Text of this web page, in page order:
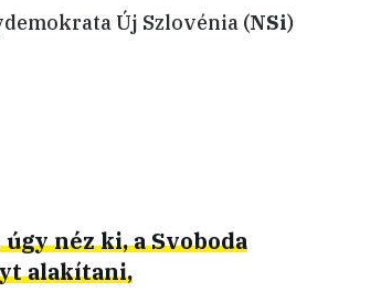
Új Szlovénia (NSi)
néz ki, a Svoboda
alakítani,